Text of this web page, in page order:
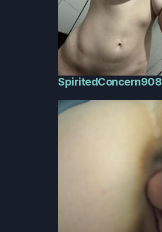
SpiritedConcern908